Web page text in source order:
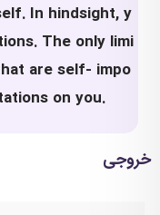
In hindsight, y
The only limi
are self- impo
on you.
خروجی